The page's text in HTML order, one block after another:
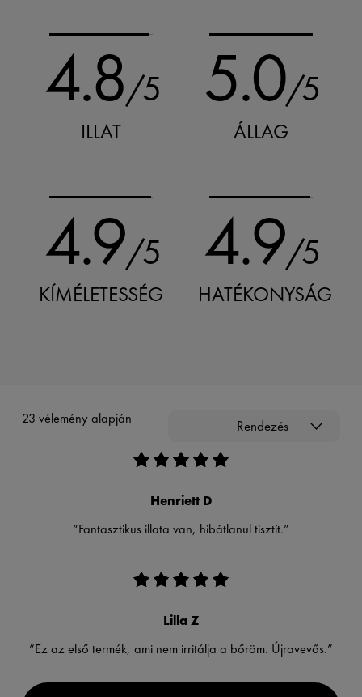
4.8/5
ILLAT
5.0/5
ÁLLAG
4.9/5
KÍMÉLETESSÉG
4.9/5
HATÉKONYSÁG
23 vélemény alapján Rendezés
Henriett D
“Fantasztikus illata van, hibátlanul tisztít.”
Lilla Z
“Ez az első termék, ami nem irritálja a bőröm. Újravevős.”